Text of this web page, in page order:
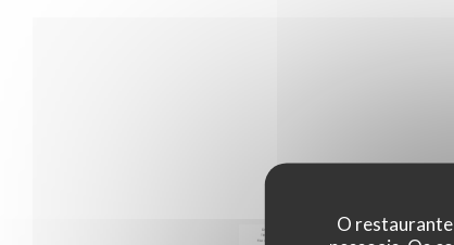
O restaurante